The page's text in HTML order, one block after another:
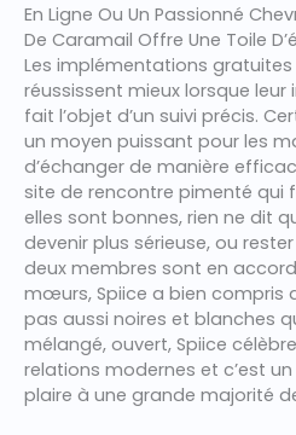
En Ligne Ou Un Passionné
De Caramail Offre Une Toile
Les implémentations
réussissent mieux lorsque leur
fait l’objet d’un suivi précis.
un moyen puissant pour les
d’échanger de manière
site de rencontre pimenté qui
elles sont bonnes, rien ne dit
devenir plus sérieuse, ou rester
deux membres sont en
mœurs, Spiice a bien compris
pas aussi noires et blanches
mélangé, ouvert, Spiice
relations modernes et c’est
plaire à une grande majorité